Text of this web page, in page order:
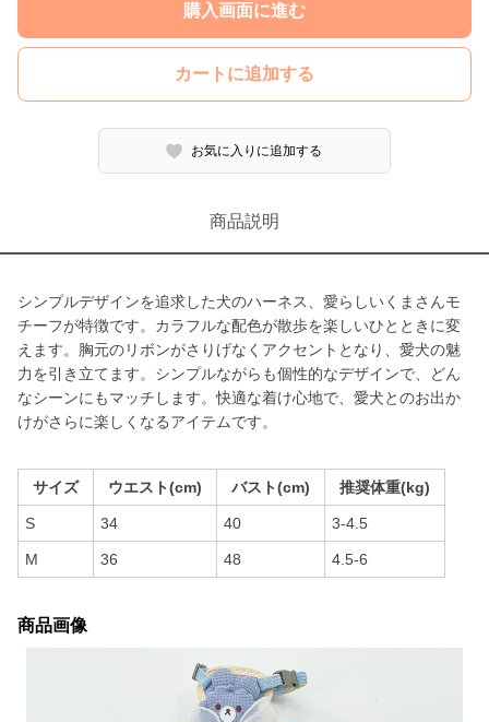
購入画面に進む
カートに追加する
お気に入りに追加する
商品説明
シンプルデザインを追求した犬のハーネス、愛らしいくまさんモ
チーフが特徴です。カラフルな配色が散歩を楽しいひとときに変
えます。胸元のリボンがさりげなくアクセントとなり、愛犬の魅
力を引き立てます。シンプルながらも個性的なデザインで、どん
なシーンにもマッチします。快適な着け心地で、愛犬とのお出か
けがさらに楽しくなるアイテムです。
サイズ ウエスト(cm) バスト(cm) 推奨体重(kg)
S 34 40 3-4.5
M 36 48 4.5-6
商品画像